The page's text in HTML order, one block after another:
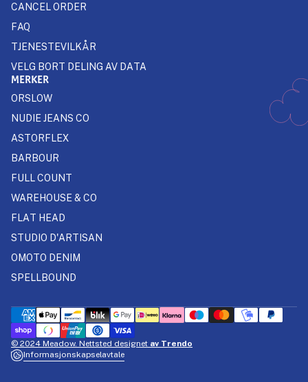
CANCEL ORDER
FAQ
TJENESTEVILKÅR
VELG BORT DELING AV DATA
MERKER
ORSLOW
NUDIE JEANS CO
ASTORFLEX
BARBOUR
FULL COUNT
WAREHOUSE & CO
FLAT HEAD
STUDIO D'ARTISAN
OMOTO DENIM
SPELLBOUND
Informasjonskapselavtale
© 2024 Meadow. Nettsted designet av Trendo